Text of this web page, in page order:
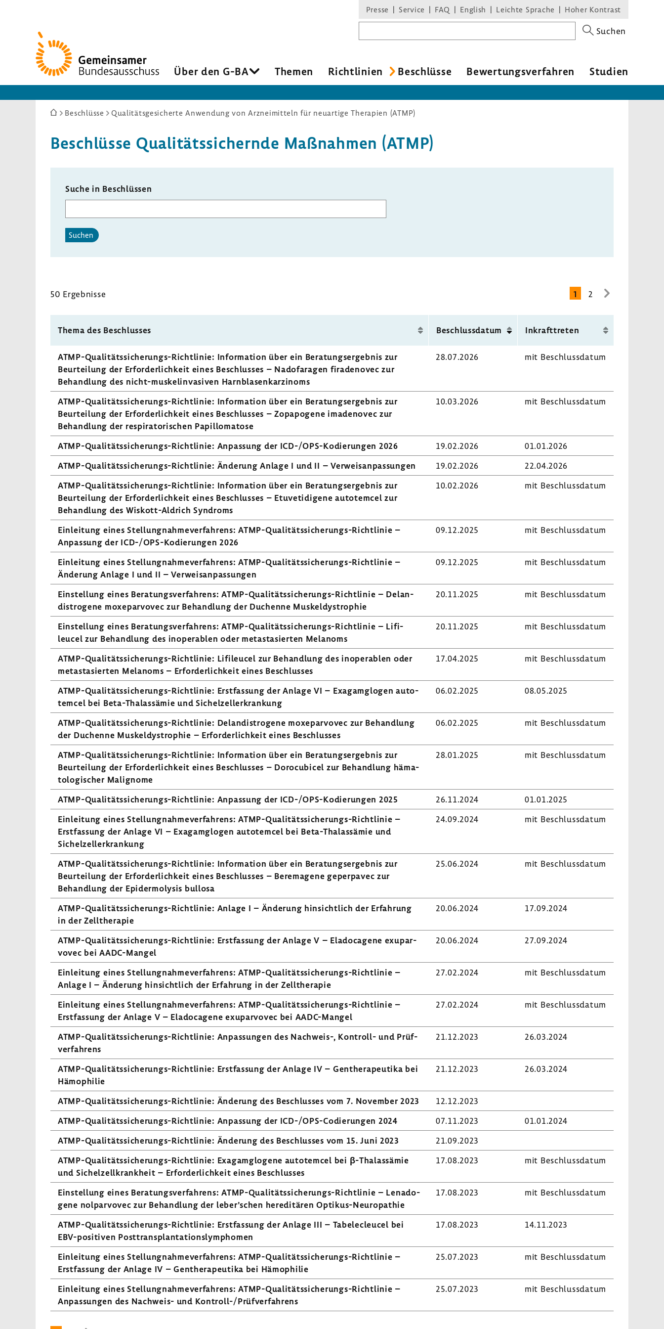
Zur
Startseite
Presse Service FAQ English Leichte Sprache Hoher Kontrast
Suchen
Über den G-BA Themen Richt­li­nien Beschlüsse Bewer­tungs­ver­fahren Studien
Sie
hier:
Beschlüsse Qualitätsgesicherte Anwendung von Arzneimitteln für neuartige Therapien (ATMP)
Beschlüsse Quali­täts­si­chernde Maßnahmen (ATMP)
Suche in Beschlüssen
Suchen
50 Ergeb­nisse 1 2
zur
Thema des Beschlusses
Beschluss­datum Inkraft­treten
ATMP-​Qualitätssicherungs-Richtlinie: Infor­ma­tion über ein Bera­tungs­er­gebnis zur
Beur­tei­lung der Erfor­der­lich­keit eines Beschlusses – Nado­fa­ragen fira­de­novec zur
Behand­lung des nicht-​muskelinvasiven Harn­bla­sen­kar­zi­noms
28.07.2026 mit Beschluss­datum
ATMP-​Qualitätssicherungs-Richtlinie: Infor­ma­tion über ein Bera­tungs­er­gebnis zur
Beur­tei­lung der Erfor­der­lich­keit eines Beschlusses – Zopa­po­gene imade­novec zur
Behand­lung der respi­ra­to­ri­schen Papil­lo­ma­tose
10.03.2026 mit Beschluss­datum
ATMP-​Qualitätssicherungs-Richtlinie: Anpas­sung der ICD-/OPS-​Kodierungen 2026 19.02.2026
01.01.2026
ATMP-​Qualitätssicherungs-Richtlinie: Ände­rung Anlage I und II – Verweis­an­pas­sungen
19.02.2026
22.04.2026
ATMP-​Qualitätssicherungs-Richtlinie: Infor­ma­tion über ein Bera­tungs­er­gebnis zur
Beur­tei­lung der Erfor­der­lich­keit eines Beschlusses – Etuve­ti­di­gene auto­temcel zur
Behand­lung des Wiskott-​Aldrich Syndroms
10.02.2026 mit Beschluss­datum
Einlei­tung eines Stel­lung­nah­me­ver­fah­rens: ATMP-​Qualitätssicherungs-Richtlinie –
Anpas­sung der ICD-/OPS-​Kodierungen 2026
09.12.2025 mit Beschluss­datum
Einlei­tung eines Stel­lung­nah­me­ver­fah­rens: ATMP-​Qualitätssicherungs-Richtlinie –
Ände­rung Anlage I und II – Verweis­an­pas­sungen
09.12.2025 mit Beschluss­datum
Einstel­lung eines Bera­tungs­ver­fah­rens: ATMP-​Qualitätssicherungs-Richtlinie – Delan­
di­s­tro­gene moxe­par­vovec zur Behand­lung der Duchenne Muskel­dys­tro­phie
20.11.2025 mit Beschluss­datum
Einstel­lung eines Bera­tungs­ver­fah­rens: ATMP-​Qualitätssicherungs-Richtlinie – Lifi­
leucel zur Behand­lung des inope­ra­blen oder meta­stasierten Melanoms
20.11.2025 mit Beschluss­datum
ATMP-​Qualitätssicherungs-Richtlinie: Lifi­leucel zur Behand­lung des inope­ra­blen oder
meta­stasierten Melanoms – Erfor­der­lich­keit eines Beschlusses
17.04.2025 mit Beschluss­datum
ATMP-​Qualitätssicherungs-Richtlinie: Erst­fas­sung der Anlage VI – Exagam­glogen auto­
temcel bei Beta-​Thalassämie und Sichel­zel­l­er­kran­kung
06.02.2025 08.05.2025
ATMP-​Qualitätssicherungs-Richtlinie: Delan­di­s­tro­gene moxe­par­vovec zur Behand­lung
der Duchenne Muskel­dys­tro­phie – Erfor­der­lich­keit eines Beschlusses
06.02.2025 mit Beschluss­datum
ATMP-​Qualitätssicherungs-Richtlinie: Infor­ma­tion über ein Bera­tungs­er­gebnis zur
Beur­tei­lung der Erfor­der­lich­keit eines Beschlusses – Doro­cu­bicel zur Behand­lung häma­
to­lo­gi­scher Mali­gnome
28.01.2025 mit Beschluss­datum
ATMP-​Qualitätssicherungs-Richtlinie: Anpas­sung der ICD-/OPS-​Kodierungen 2025 26.11.2024
01.01.2025
Einlei­tung eines Stel­lung­nah­me­ver­fah­rens: ATMP-​Qualitätssicherungs-Richtlinie –
Erst­fas­sung der Anlage VI – Exagam­glogen auto­temcel bei Beta-​Thalassämie und
Sichel­zel­l­er­kran­kung
24.09.2024 mit Beschluss­datum
ATMP-​Qualitätssicherungs-Richtlinie: Infor­ma­tion über ein Bera­tungs­er­gebnis zur
Beur­tei­lung der Erfor­der­lich­keit eines Beschlusses – Bere­ma­gene geper­pavec zur
Behand­lung der Epider­mo­lysis bullosa
25.06.2024 mit Beschluss­datum
ATMP-​Qualitätssicherungs-Richtlinie: Anlage I – Ände­rung hinsicht­lich der Erfah­rung
in der Zell­the­rapie
20.06.2024 17.09.2024
ATMP-​Qualitätssicherungs-Richtlinie: Erst­fas­sung der Anlage V – Elado­ca­gene exupar­
vovec bei AADC-​Mangel
20.06.2024 27.09.2024
Einlei­tung eines Stel­lung­nah­me­ver­fah­rens: ATMP-​Qualitätssicherungs-Richtlinie –
Anlage I – Ände­rung hinsicht­lich der Erfah­rung in der Zell­the­rapie
27.02.2024 mit Beschluss­datum
Einlei­tung eines Stel­lung­nah­me­ver­fah­rens: ATMP-​Qualitätssicherungs-Richtlinie –
Erst­fas­sung der Anlage V – Elado­ca­gene exupar­vovec bei AADC-​Mangel
27.02.2024 mit Beschluss­datum
ATMP-​Qualitätssicherungs-Richtlinie: Anpas­sungen des Nachweis-​, Kontroll-​ und Prüf­
ver­fah­rens
21.12.2023 26.03.2024
ATMP-​Qualitätssicherungs-Richtlinie: Erst­fas­sung der Anlage IV – Genthe­ra­peu­tika bei
Hämo­philie
21.12.2023 26.03.2024
ATMP-​Qualitätssicherungs-Richtlinie: Ände­rung des Beschlusses vom 7. November 2023
12.12.2023
ATMP-​Qualitätssicherungs-Richtlinie: Anpas­sung der ICD-/OPS-​Codierungen 2024
07.11.2023
01.01.2024
ATMP-​Qualitätssicherungs-Richtlinie: Ände­rung des Beschlusses vom 15. Juni 2023
21.09.2023
ATMP-​Qualitätssicherungs-Richtlinie: Exagam­glo­gene auto­temcel bei β-​Thalassämie
und Sichel­zell­krank­heit – Erfor­der­lich­keit eines Beschlusses
17.08.2023 mit Beschluss­datum
Einstel­lung eines Bera­tungs­ver­fah­rens: ATMP-​Qualitätssicherungs-Richtlinie – Lenado­
gene nolpar­vovec zur Behand­lung der leber’schen heredi­tären Optikus-​Neuropathie
17.08.2023 mit Beschluss­datum
ATMP-​Qualitätssicherungs-Richtlinie: Erst­fas­sung der Anlage III – Tabe­lecleucel bei
EBV-​positiven Post­trans­plan­ta­ti­ons­lym­phomen
17.08.2023 14.11.2023
Einlei­tung eines Stel­lung­nah­me­ver­fah­rens: ATMP-​Qualitätssicherungs-Richtlinie –
Erst­fas­sung der Anlage IV – Genthe­ra­peu­tika bei Hämo­philie
25.07.2023 mit Beschluss­datum
Einlei­tung eines Stel­lung­nah­me­ver­fah­rens: ATMP-​Qualitätssicherungs-Richtlinie –
Anpas­sungen des Nachweis-​ und Kontroll-​/Prüf­ver­fah­rens
25.07.2023 mit Beschluss­datum